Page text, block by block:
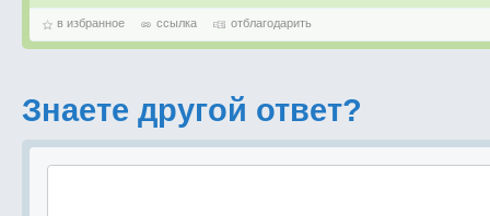
в избранное ссылка отблагодарить
Знаете другой ответ?